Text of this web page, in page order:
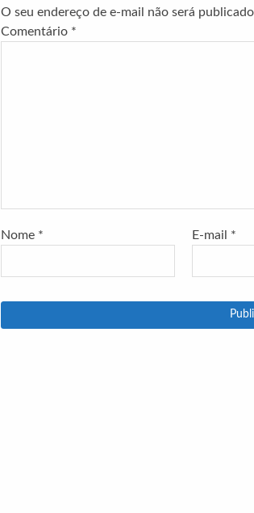
O seu endereço de e-mail não será
Comentário *
Nome * E-mail *